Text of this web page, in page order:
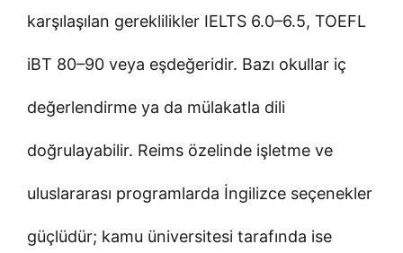
karşılaşılan gereklilikler IELTS 6.0–6.5, TOEFL
iBT 80–90 veya eşdeğeridir. Bazı okullar iç
değerlendirme ya da mülakatla dili
doğrulayabilir. Reims özelinde işletme ve
uluslararası programlarda İngilizce seçenekler
güçlüdür; kamu üniversitesi tarafında ise